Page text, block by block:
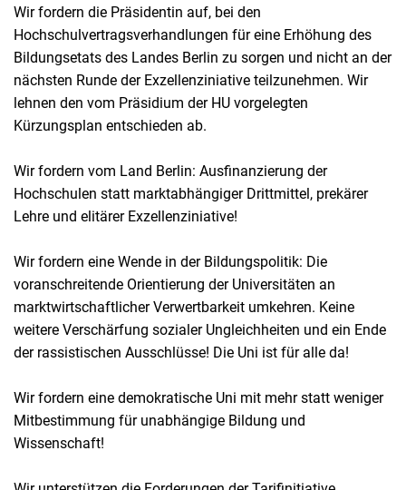
Wir fordern die Präsidentin auf, bei den
Hochschulvertragsverhandlungen für eine Erhöhung des
Bildungsetats des Landes Berlin zu sorgen und nicht an der
nächsten Runde der Exzellenziniative teilzunehmen. Wir
lehnen den vom Präsidium der HU vorgelegten
Kürzungsplan entschieden ab.
Wir fordern vom Land Berlin: Ausfinanzierung der
Hochschulen statt marktabhängiger Drittmittel, prekärer
Lehre und elitärer Exzellenziniative!
Wir fordern eine Wende in der Bildungspolitik: Die
voranschreitende Orientierung der Universitäten an
marktwirtschaftlicher Verwertbarkeit umkehren. Keine
weitere Verschärfung sozialer Ungleichheiten und ein Ende
der rassistischen Ausschlüsse! Die Uni ist für alle da!
Wir fordern eine demokratische Uni mit mehr statt weniger
Mitbestimmung für unabhängige Bildung und
Wissenschaft!